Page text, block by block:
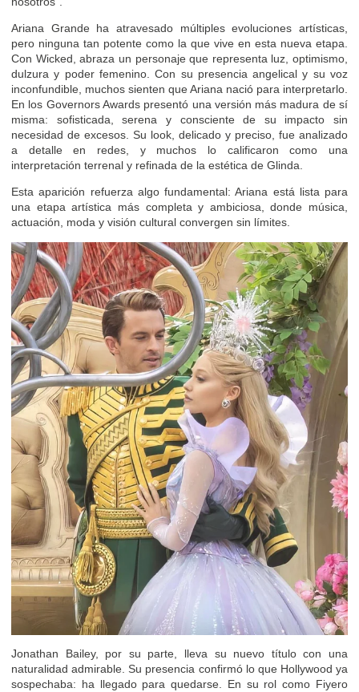
Ariana Grande ha atravesado múltiples evoluciones artísticas,
pero ninguna tan potente como la que vive en esta nueva etapa.
Con Wicked, abraza un personaje que representa luz, optimismo,
dulzura y poder femenino. Con su presencia angelical y su voz
inconfundible, muchos sienten que Ariana nació para interpretarlo.
En los Governors Awards presentó una versión más madura de sí
misma: sofisticada, serena y consciente de su impacto sin
necesidad de excesos. Su look, delicado y preciso, fue analizado
a detalle en redes, y muchos lo calificaron como una
interpretación terrenal y refinada de la estética de Glinda.
Esta aparición refuerza algo fundamental: Ariana está lista para
una etapa artística más completa y ambiciosa, donde música,
actuación, moda y visión cultural convergen sin límites.
Jonathan Bailey, por su parte, lleva su nuevo título con una
naturalidad admirable. Su presencia confirmó lo que Hollywood ya
sospechaba: ha llegado para quedarse. En su rol como Fiyero